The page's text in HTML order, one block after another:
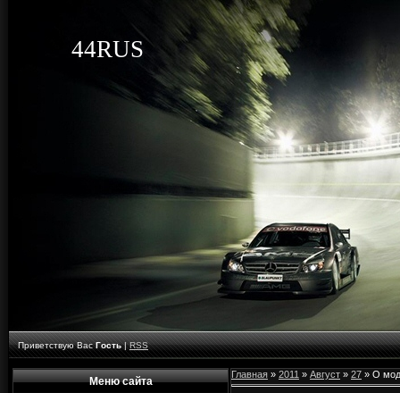
44RUS
Приветствую Вас Гость|RSS
Меню сайта
Главная » 2011 » Август » 27 » О